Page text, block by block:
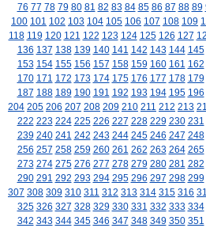
76 77 78 79 80 81 82 83 84 85 86 87 88 89
100 101 102 103 104 105 106 107 108 109
118 119 120 121 122 123 124 125 126 127
136 137 138 139 140 141 142 143 144 145
153 154 155 156 157 158 159 160 161 162
170 171 172 173 174 175 176 177 178 179
187 188 189 190 191 192 193 194 195 196
204 205 206 207 208 209 210 211 212 213
222 223 224 225 226 227 228 229 230 231
239 240 241 242 243 244 245 246 247 248
256 257 258 259 260 261 262 263 264 265
273 274 275 276 277 278 279 280 281 282
290 291 292 293 294 295 296 297 298 299
307 308 309 310 311 312 313 314 315 316
325 326 327 328 329 330 331 332 333 334
342 343 344 345 346 347 348 349 350 351